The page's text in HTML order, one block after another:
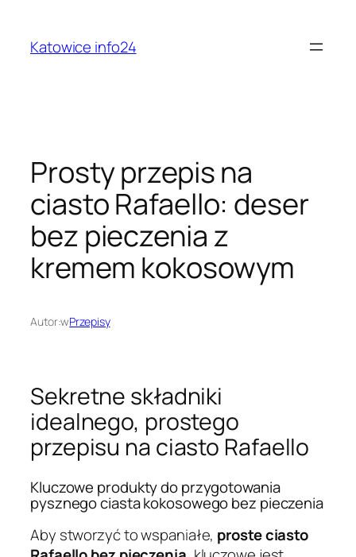
treściKatowice info24
Prosty przepis na
ciasto Rafaello: deser
bez pieczenia z
kremem kokosowym
Autor:wPrzepisy
Sekretne składniki
idealnego, prostego
przepisu na ciasto Rafaello
Kluczowe produkty do przygotowania
pysznego ciasta kokosowego bez pieczenia
Aby stworzyć to wspaniałe, proste ciasto